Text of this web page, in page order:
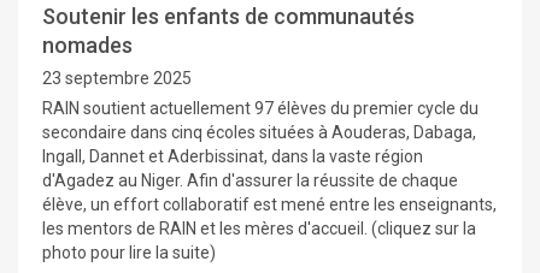
Soutenir les enfants de communautés
nomades
23 septembre 2025
RAIN soutient actuellement 97 élèves du premier cycle du
secondaire dans cinq écoles situées à Aouderas, Dabaga,
Ingall, Dannet et Aderbissinat, dans la vaste région
d'Agadez au Niger. Afin d'assurer la réussite de chaque
élève, un effort collaboratif est mené entre les enseignants,
les mentors de RAIN et les mères d'accueil. (cliquez sur la
photo pour lire la suite)